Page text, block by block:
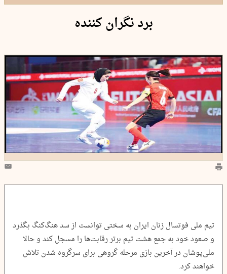
برد نگران کننده
تیم ملی فوتسال زنان ایران به سختی توانست از سد هنگ‌کنگ بگذرد
و صعود خود به جمع هشت تیم برتر رقابت‌ها را مسجل کند و حالا
ملی‌پوشان در آخرین بازی مرحله گروهی برای سرگروه‌ شدن تلاش
خواهند کرد.